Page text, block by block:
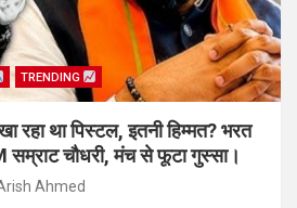
TRENDING
रहा था पिस्टल, इतनी हिम्मत? भरत
सम्राट चौधरी, मंच से फूटा गुस्सा।
Ahmed